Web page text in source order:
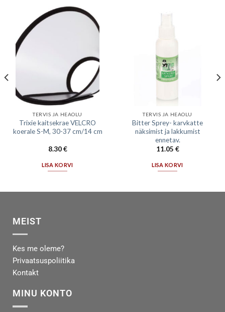
TERVIS JA HEAOLU
Trixie kaitsekrae VELCRO
koerale S-M, 30-37 cm/14 cm
8.30€
LISA KORVI
TERVIS JA HEAOLU
Bitter Sprey- karvkatte
näksimist ja lakkumist
ennetav.
11.05 €
LISA KORVI
MEIST
Kes me oleme?
Privaatsuspoliitika
Kontakt
MINU KONTO